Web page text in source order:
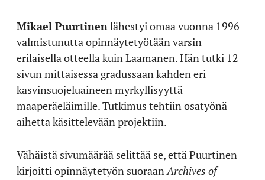
Mikael Puurtinenlähestyi omaa vuonna 1996
valmistunutta opinnäytetyötään varsin
erilaisella otteella kuin Laamanen. Hän tutki 12
sivun mittaisessa gradussaan kahden eri
kasvinsuojeluaineen myrkyllisyyttä
maaperäeläimille. Tutkimus tehtiin osatyönä
aihetta käsittelevään projektiin.
Vähäistä sivumäärää selittää se, että Puurtinen
kirjoitti opinnäytetyön suoraanArchives of